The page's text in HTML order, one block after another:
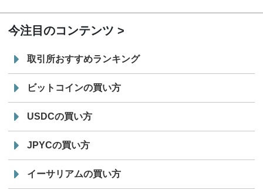
今注目のコンテンツ
取引所おすすめランキング
ビットコインの買い方
USDCの買い方
JPYCの買い方
イーサリアムの買い方